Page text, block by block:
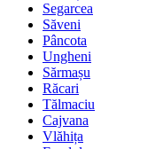
Segarcea
Săveni
Pâncota
Ungheni
Sărmașu
Răcari
Tălmaciu
Cajvana
Vlăhița